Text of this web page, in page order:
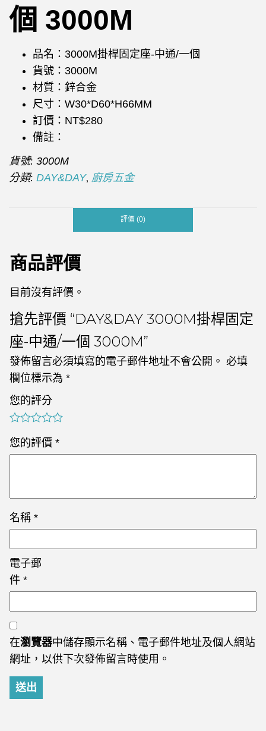
個 3000M
品名：3000M掛桿固定座-中通/一個
貨號：3000M
材質：鋅合金
尺寸：W30*D60*H66MM
訂價：NT$280
備註：
貨號: 3000M
分類: DAY&DAY, 廚房五金
評價 (0)
商品評價
目前沒有評價。
搶先評價 “DAY&DAY 3000M掛桿固定
座-中通/一個 3000M”
發佈留言必須填寫的電子郵件地址不會公開。 必填
欄位標示為 *
您的評分
您的評價 *
名稱 *
電子郵
件 *
在瀏覽器中儲存顯示名稱、電子郵件地址及個人網站
網址，以供下次發佈留言時使用。